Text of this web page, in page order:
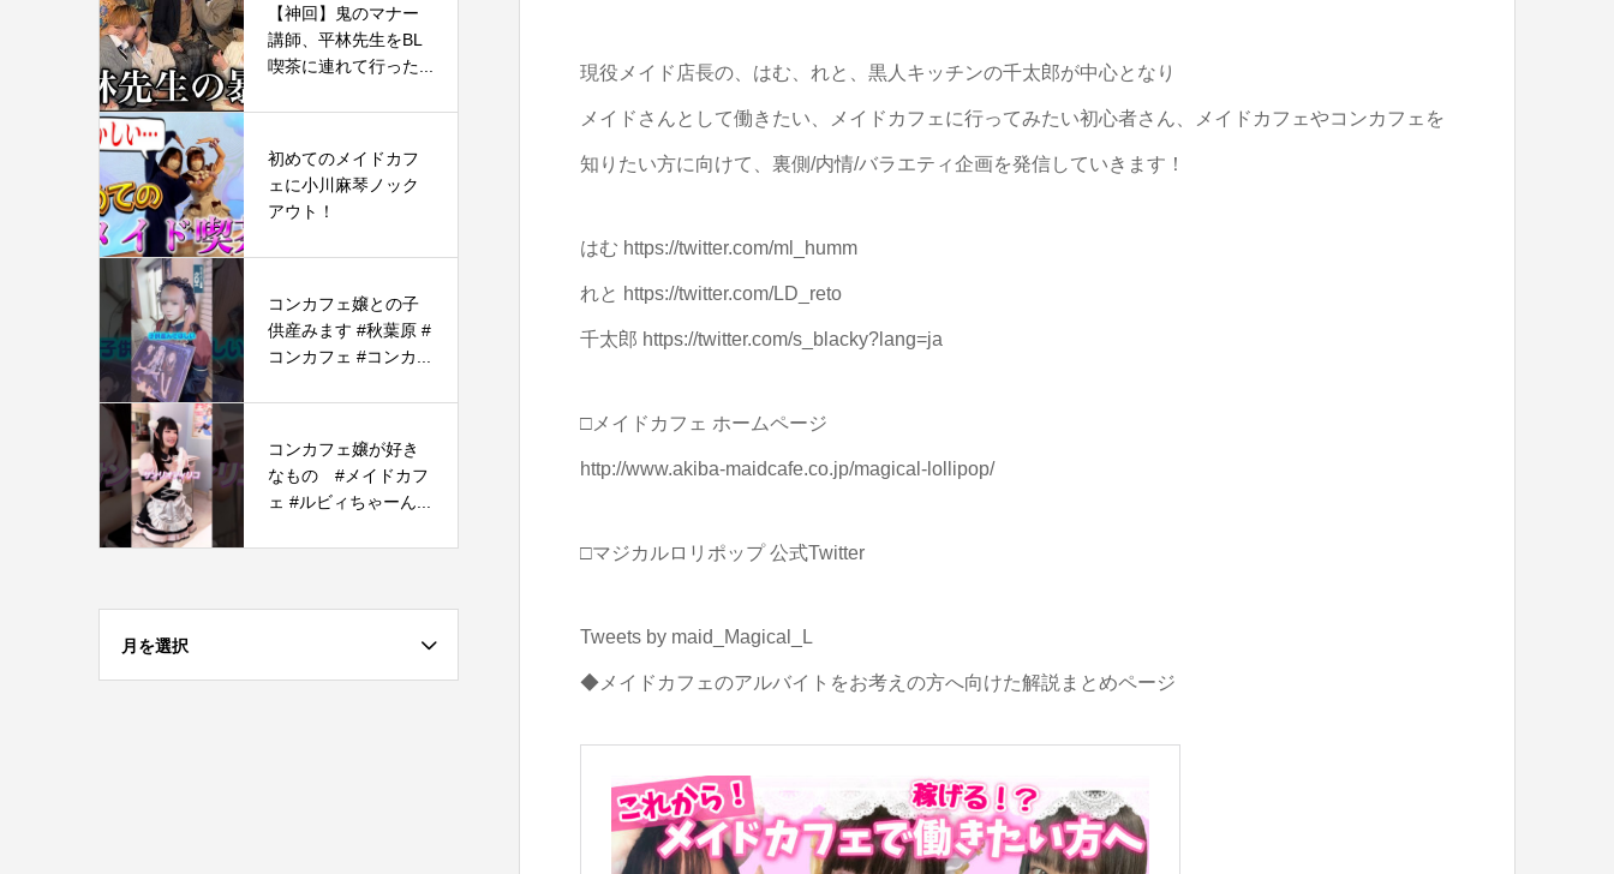
現役メイド店長の、はむ、れと、黒人キッチンの千太郎が中心となり
メイドさんとして働きたい、メイドカフェに行ってみたい初心者さん、メイドカフェやコンカフェを
知りたい方に向けて、裏側/内情/バラエティ企画を発信していきます！
はむ https://twitter.com/ml_humm
れと https://twitter.com/LD_reto
千太郎 https://twitter.com/s_blacky?lang=ja
□メイドカフェ ホームページ
http://www.akiba-maidcafe.co.jp/magical-lollipop/
□マジカルロリポップ 公式Twitter
Tweets by maid_Magical_L
◆メイドカフェのアルバイトをお考えの方へ向けた解説まとめページ
【神回】鬼のマナー
講師、平林先生をBL
喫茶に連れて行った...
初めてのメイドカフ
ェに小川麻琴ノック
アウト！
コンカフェ嬢との子
供産みます #秋葉原 #
コンカフェ #コンカ...
コンカフェ嬢が好き
なもの #メイドカフ
ェ #ルビィちゃーん...
月を選択